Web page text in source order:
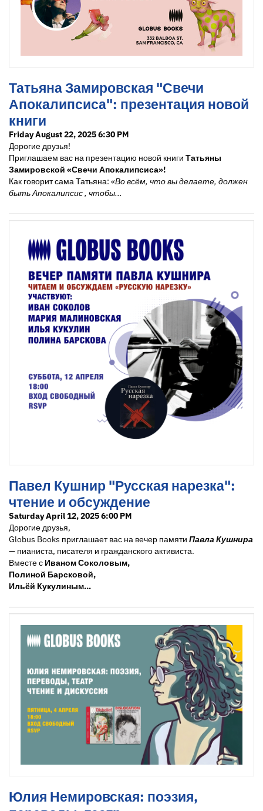
Татьяна Замировская "Свечи
Апокалипсиса": презентация новой
книги
Friday August 22, 2025 6:30 PM
Дорогие друзья!
Приглашаем вас на презентацию новой книги Татьяны
Замировской «Свечи Апокалипсиса»!
Как говорит сама Татьяна: «Во всём, что вы делаете, должен
быть Апокалипсис , чтобы...
Павел Кушнир "Русская нарезка":
чтение и обсуждение
Saturday April 12, 2025 6:00 PM
Дорогие друзья,
Globus Books приглашает вас на вечер памяти Павла Кушнира
— пианиста, писателя и гражданского активиста.
Вместе с Иваном Соколовым,
Полиной Барсковой,
Ильёй Кукулиным...
Юлия Немировская: поэзия,